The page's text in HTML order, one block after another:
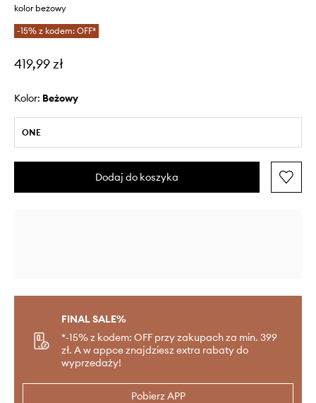
kolor beżowy
-15% z kodem: OFF*
419,99 zł
Kolor: beżowy
ONE
Dodaj do koszyka
FINAL SALE%
*-15% z kodem: OFF przy zakupach za min. 399
zł. A w appce znajdziesz extra rabaty do
wyprzedaży!
Pobierz APP